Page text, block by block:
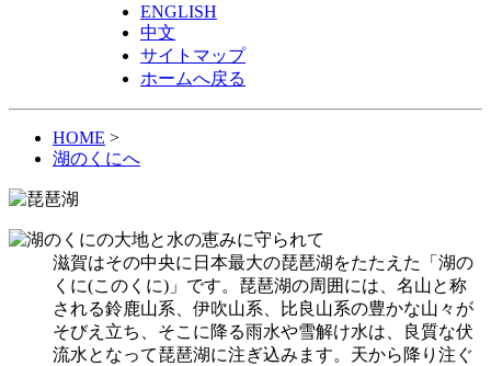
ENGLISH
中文
サイトマップ
ホームへ戻る
HOME >
湖のくにへ
滋賀はその中央に日本最大の琵琶湖をたたえた「湖の
くに(このくに)」です。琵琶湖の周囲には、名山と称
される鈴鹿山系、伊吹山系、比良山系の豊かな山々が
そびえ立ち、そこに降る雨水や雪解け水は、良質な伏
流水となって琵琶湖に注ぎ込みます。天から降り注ぐ